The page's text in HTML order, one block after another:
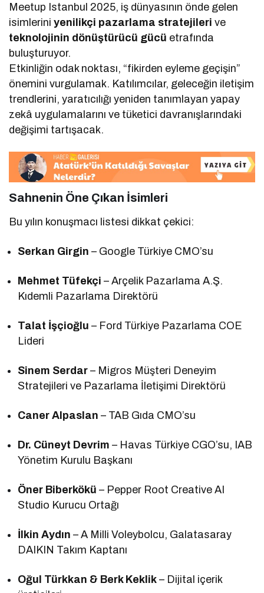
Meetup Istanbul 2025, iş dünyasının önde gelen
isimleriniyenilikçi pazarlama stratejileri ve
teknolojinin dönüştürücü gücü etrafında
buluşturuyor.
Etkinliğin odak noktası, “fikirden eyleme geçişin”
önemini vurgulamak. Katılımcılar, geleceğin iletişim
trendlerini, yaratıcılığı yeniden tanımlayan yapay
zekâ uygulamalarını ve tüketici davranışlarındaki
değişimi tartışacak.
Sahnenin Öne Çıkan İsimleri
Bu yılın konuşmacı listesi dikkat çekici:
Serkan Girgin – Google Türkiye CMO’su
Mehmet Tüfekçi – Arçelik Pazarlama A.Ş.
Kıdemli Pazarlama Direktörü
Talat İşçioğlu – Ford Türkiye Pazarlama COE
Lideri
Sinem Serdar – Migros Müşteri Deneyim
Stratejileri ve Pazarlama İletişimi Direktörü
Caner Alpaslan – TAB Gıda CMO’su
Dr. Cüneyt Devrim – Havas Türkiye CGO’su, IAB
Yönetim Kurulu Başkanı
Öner Biberkökü – Pepper Root Creative AI
Studio Kurucu Ortağı
İlkin Aydın – A Milli Voleybolcu, Galatasaray
DAIKIN Takım Kaptanı
Oğul Türkkan & Berk Keklik – Dijital içerik